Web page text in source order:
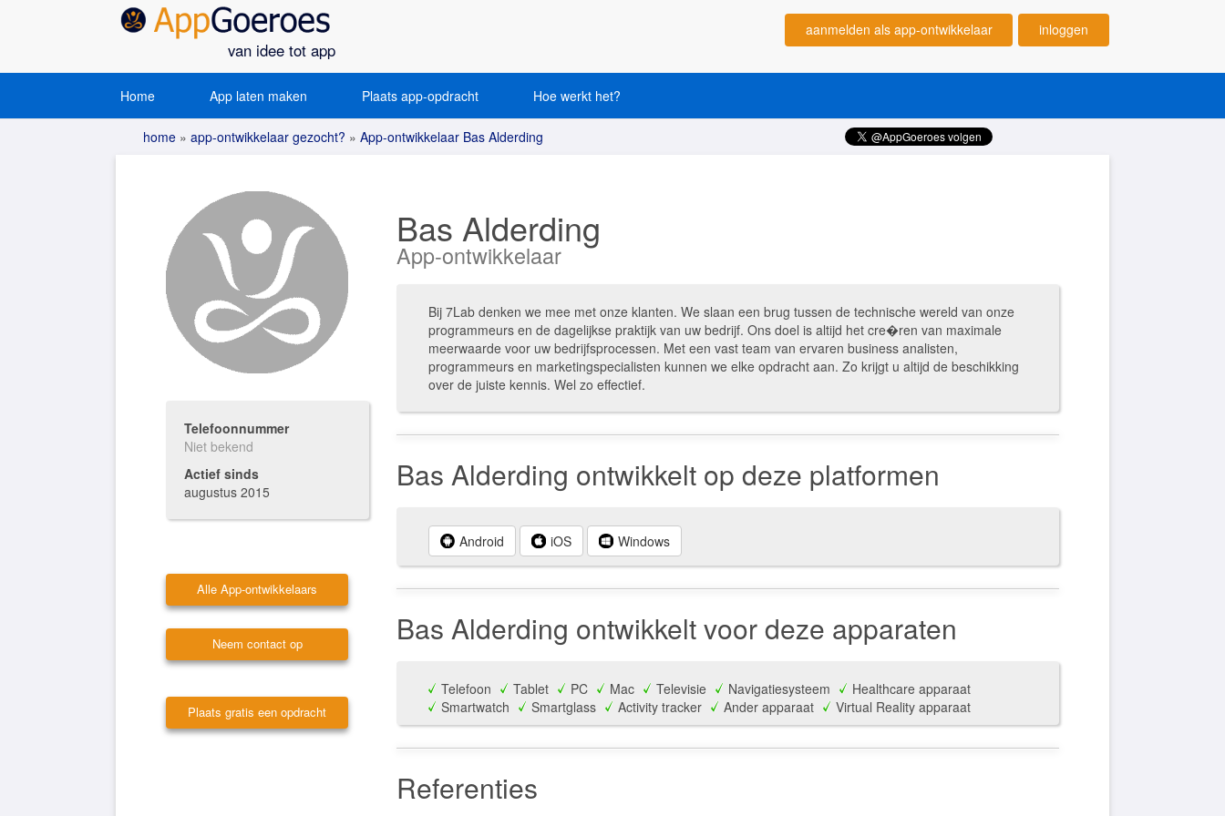
van idee tot app
inloggen
aanmelden als app-ontwikkelaar
Home App laten maken Plaats app-opdracht Hoe werkt het?
home » app-ontwikkelaar gezocht? » App-ontwikkelaar Bas Alderding
Telefoonnummer
Niet bekend
Actief sinds
augustus 2015
Alle App-ontwikkelaars
Neem contact op
Plaats gratis een opdracht
Bas Alderding
App-ontwikkelaar
Bij 7Lab denken we mee met onze klanten. We slaan een brug tussen de technische wereld van onze
programmeurs en de dagelijkse praktijk van uw bedrijf. Ons doel is altijd het cre�ren van maximale
meerwaarde voor uw bedrijfsprocessen. Met een vast team van ervaren business analisten,
programmeurs en marketingspecialisten kunnen we elke opdracht aan. Zo krijgt u altijd de beschikking
over de juiste kennis. Wel zo effectief.
Bas Alderding ontwikkelt op deze platformen
Android iOS Windows
Bas Alderding ontwikkelt voor deze apparaten
Telefoon Tablet PC Mac Televisie Navigatiesysteem
Healthcare apparaat
Smartwatch
Smartglass Activity tracker Ander apparaat Virtual Reality apparaat
Referenties